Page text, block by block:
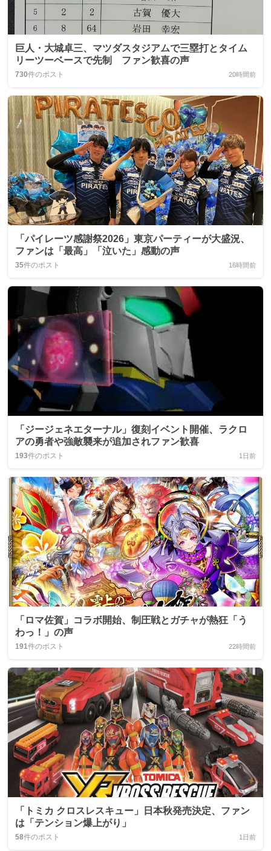
巨人・大城卓三、マツダスタジアムで三塁打とタイム
リーツーベースで先制 ファン歓喜の声
730件のポスト 20時間前
「パイレーツ感謝祭2026」東京パーティーが大盛況、
ファンは「最高」「泣いた」感動の声
35件のポスト 16時間前
「ジージェネエターナル」復刻イベント開催、ラクロ
アの勇者や強敵襲来が追加されファン歓喜
193件のポスト 1日前
「ロマ佐賀」コラボ開始、制圧戦とガチャが熱狂「う
わっ！」の声
191件のポスト 22時間前
「トミカ クロスレスキュー」日本秋発売決定、ファン
は「テンション爆上がり」
58件のポスト 1日前